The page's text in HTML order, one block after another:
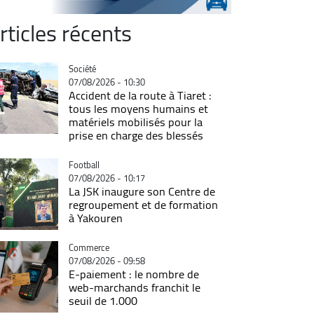
récents
Catégorie
Société
07/08/2026 - 10:30
Accident de la route à Tiaret :
tous les moyens humains et
matériels mobilisés pour la
prise en charge des blessés
Catégorie
Football
07/08/2026 - 10:17
La JSK inaugure son Centre de
regroupement et de formation
à Yakouren
Catégorie
Commerce
07/08/2026 - 09:58
E-paiement : le nombre de
web-marchands franchit le
seuil de 1.000